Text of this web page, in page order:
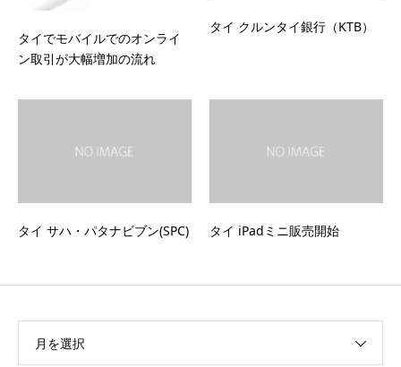
タイでモバイルでのオンライ
ン取引が大幅増加の流れ
タイ クルンタイ銀行（KTB）
タイ サハ・パタナビブン(SPC) タイ iPadミニ販売開始
月を選択